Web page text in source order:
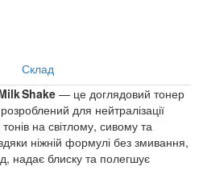
Склад
Shake — це доглядовий тонер
для нейтралізації
на світлому, сивому та
ніжній формулі без змивання,
надає блиску та полегшує